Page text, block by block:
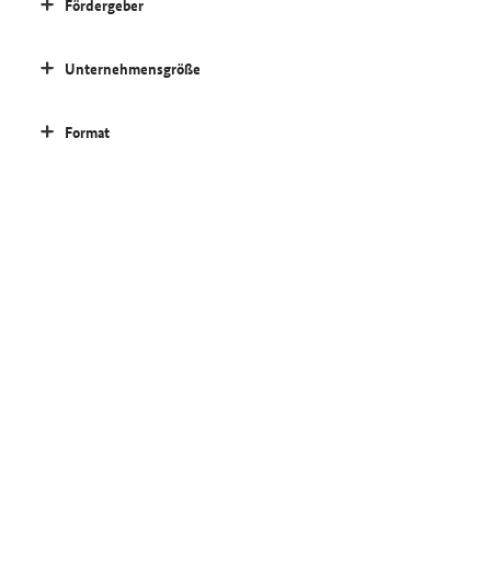
Fördergeber
Unternehmensgröße
Format